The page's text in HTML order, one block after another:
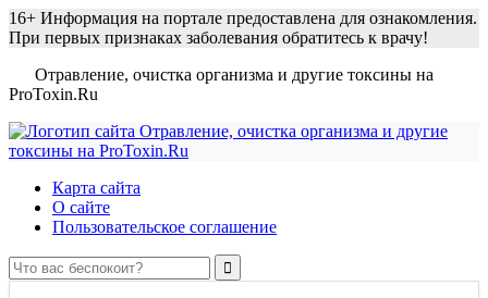
16+ Информация на портале предоставлена для ознакомления.
При первых признаках заболевания обратитесь к врачу!
Отравление, очистка организма и другие токсины на
ProToxin.Ru
Карта сайта
О сайте
Пользовательское соглашение